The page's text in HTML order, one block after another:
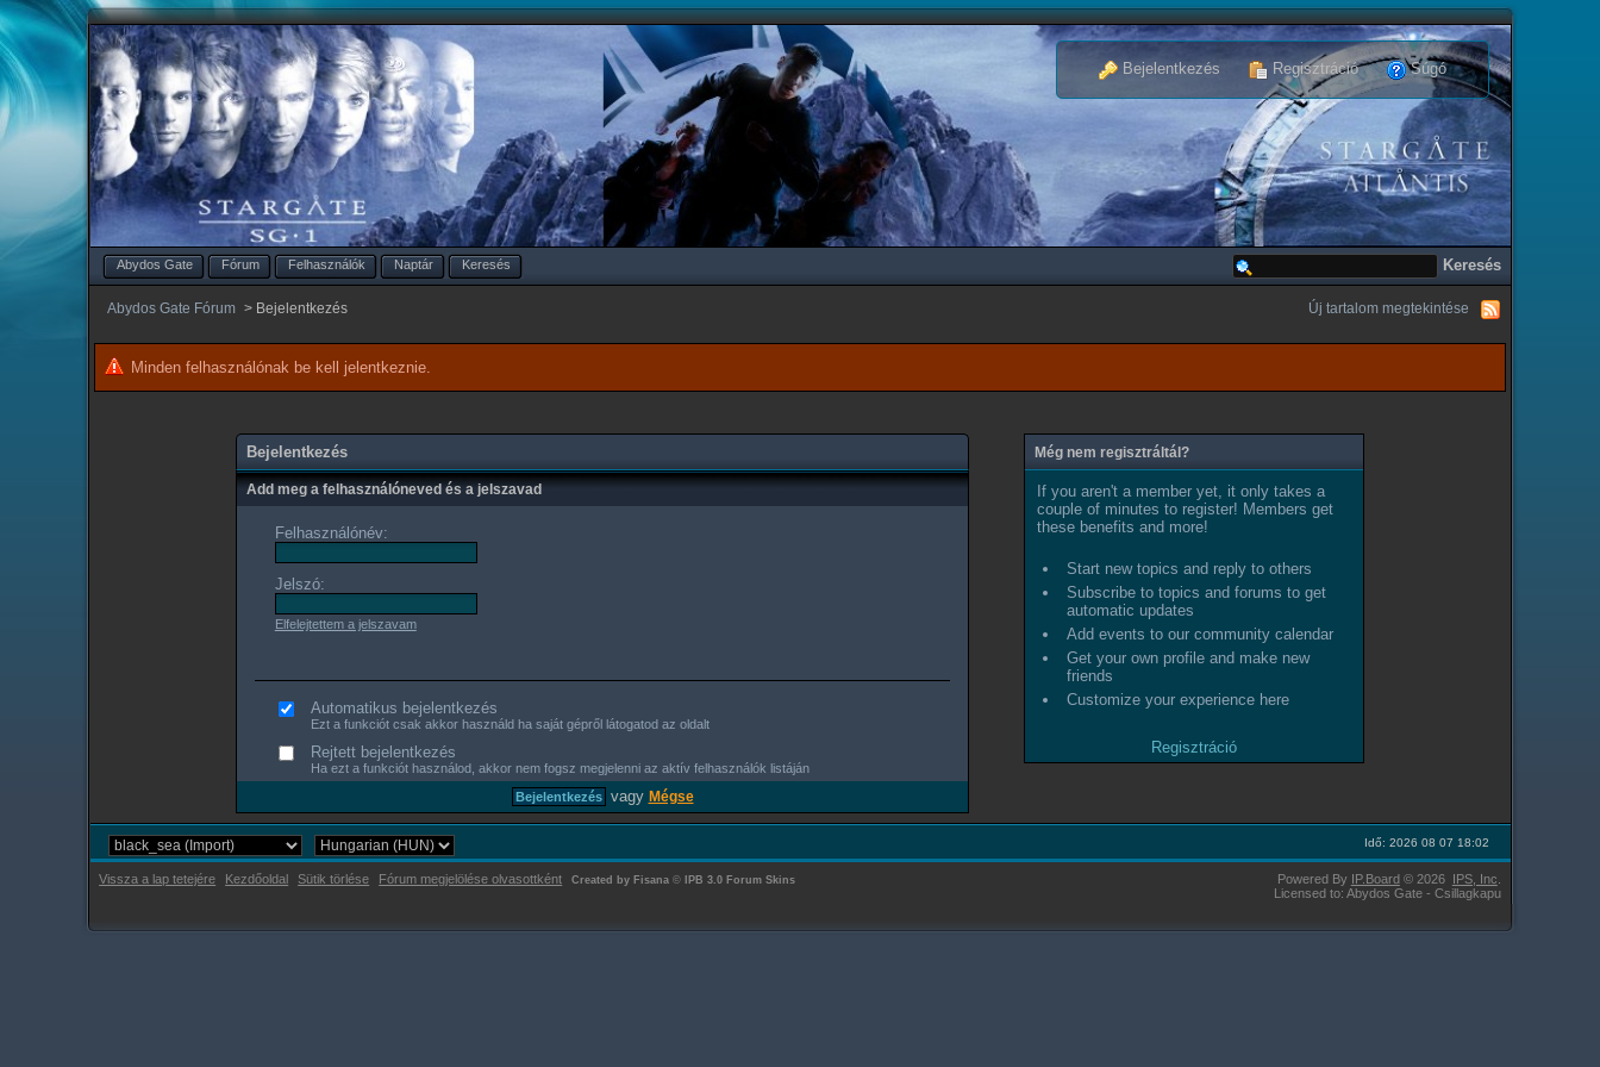
Bejelentkezés Regisztráció Súgó
Abydos Gate Fórum Felhasználók Naptár Keresés
Abydos Gate Fórum > Bejelentkezés Új tartalom megtekintése
Minden felhasználónak be kell jelentkeznie.
Bejelentkezés
Add meg a felhasználóneved és a jelszavad
Felhasználónév:
Jelszó:
Elfelejtettem a jelszavam
Automatikus bejelentkezés
Ezt a funkciót csak akkor használd ha saját gépről látogatod az oldalt
Rejtett bejelentkezés
Ha ezt a funkciót használod, akkor nem fogsz megjelenni az aktív felhasználók listáján
vagy Mégse
Még nem regisztráltál?
If you aren't a member yet, it only takes a
couple of minutes to register! Members get
these benefits and more!
Start new topics and reply to others
Subscribe to topics and forums to get
automatic updates
Add events to our community calendar
Get your own profile and make new
friends
Customize your experience here
Regisztráció
Idő: 2026 08 07 18:02
Vissza a lap tetejére Kezdőoldal Sütik törlése Fórum megjelölése olvasottként Powered By IP.Board © 2026 IPS, Inc.
Licensed to: Abydos Gate - Csillagkapu
Created by Fisana © IPB 3.0 Forum Skins